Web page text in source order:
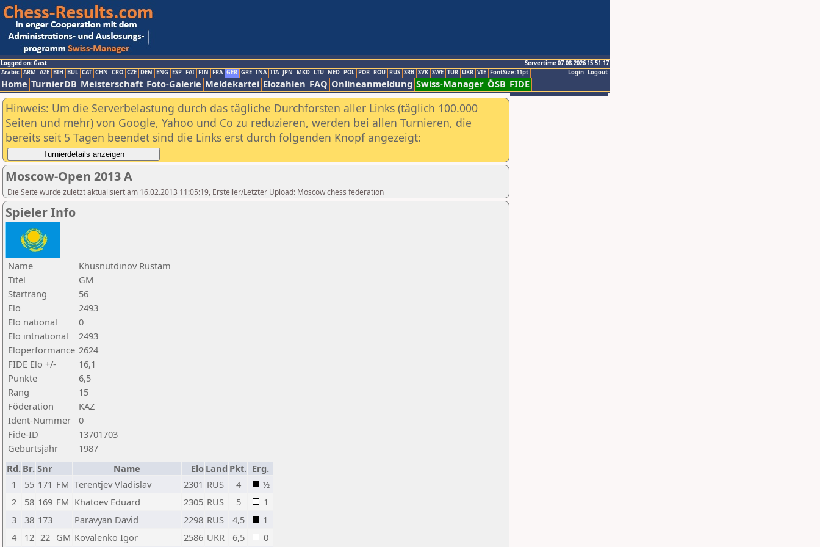
Logged on: Gast
Servertime 07.08.2026 15:51:17
Logout
Login
Arabic ARM AZE BIH BUL CAT CHN CRO CZE DEN ENG ESP FAI FIN FRA GER GRE INA ITA JPN MKD LTU NED POL POR ROU RUS SRB SVK SWE TUR UKR VIE FontSize:11pt
Home TurnierDB Meisterschaft Foto-Galerie Meldekartei Elozahlen FAQ Onlineanmeldung Swiss-Manager ÖSB FIDE
Hinweis: Um die Serverbelastung durch das tägliche Durchforsten aller Links (täglich 100.000
Seiten und mehr) von Google, Yahoo und Co zu reduzieren, werden bei allen Turnieren, die
bereits seit 5 Tagen beendet sind die Links erst durch folgenden Knopf angezeigt:
Moscow-Open 2013 A
Die Seite wurde zuletzt aktualisiert am 16.02.2013 11:05:19, Ersteller/Letzter Upload: Moscow chess federation
Spieler Info
Name
Khusnutdinov Rustam
Titel
GM
Startrang
56
Elo
2493
Elo national
0
Elo intnational
2493
Eloperformance 2624
FIDE Elo +/-
16,1
Punkte
6,5
Rang
15
Föderation
KAZ
Ident-Nummer
0
Fide-ID
13701703
Geburtsjahr
1987
Rd. Br. Snr Name Elo Land Pkt. Erg.
1
55 171 FM Terentjev Vladislav 2301 RUS 4
½
2
58 169 FM Khatoev Eduard 2305 RUS 5
1
3
38 173 Paravyan David 2298 RUS 4,5
1
4
12 22 GM Kovalenko Igor 2586 UKR 6,5 0